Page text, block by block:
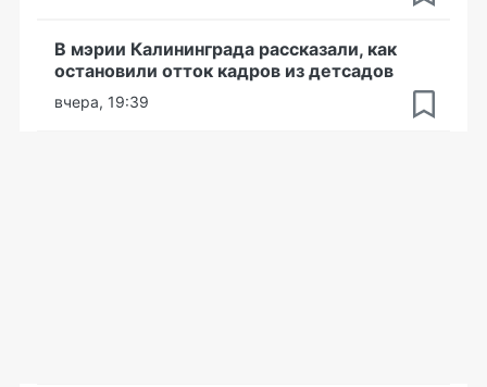
В мэрии Калининграда рассказали, как
остановили отток кадров из детсадов
вчера, 19:39